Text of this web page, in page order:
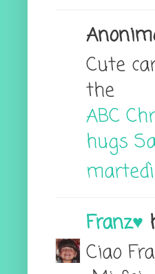
Cute
the
ABC
hugs
Franz♥
Ciao